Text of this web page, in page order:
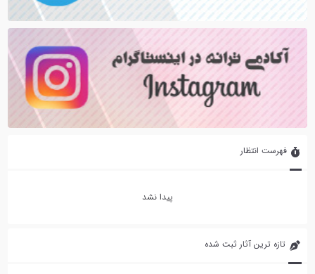
تازه ترین آثار ثبت شده
فهرست انتظار
پیدا نشد